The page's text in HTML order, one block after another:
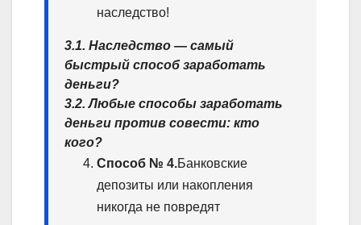
наследство!
3.1. Наследство — самый
быстрый способ заработать
деньги?
3.2. Любые способы заработать
деньги против совести: кто
кого?
Способ № 4.Банковские
депозиты или накопления
никогда не повредят